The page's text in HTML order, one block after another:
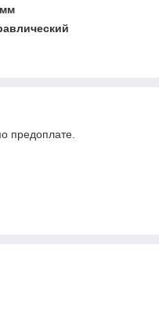
предоплате.